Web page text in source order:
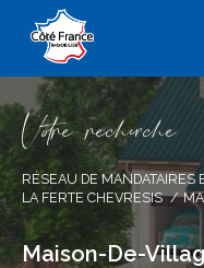
Vore recece
RÉSEAU DE MANDATAIRES
LA FERTE CHEVRESIS
Maison-De-
Effectuer
et trouver le bien
critères